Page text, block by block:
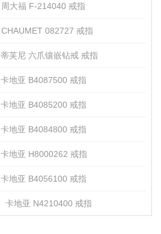
周大福 F-214040 戒指
CHAUMET 082727 戒指
蒂芙尼 六爪镶嵌钻戒 戒指
卡地亚 B4087500 戒指
卡地亚 B4085200 戒指
卡地亚 B4084800 戒指
卡地亚 H8000262 戒指
卡地亚 B4056100 戒指
卡地亚 N4210400 戒指